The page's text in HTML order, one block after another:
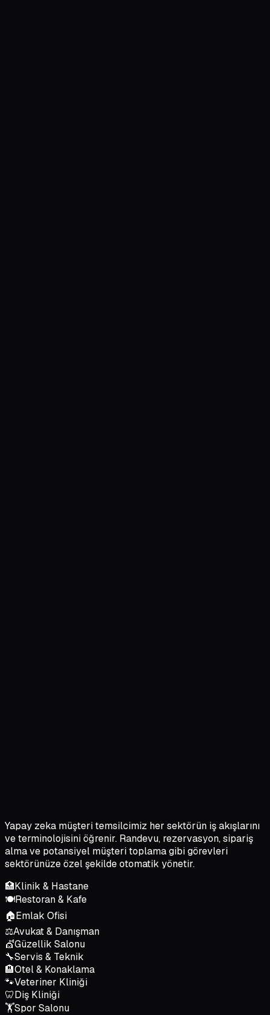
Yapay zeka müşteri temsilcimiz her sektörün iş akışlarını
ve terminolojisini öğrenir. Randevu, rezervasyon, sipariş
alma ve potansiyel müşteri toplama gibi görevleri
sektörünüze özel şekilde otomatik yönetir.
🏥Klinik & Hastane
🍽️Restoran & Kafe
🏠Emlak Ofisi
⚖️Avukat & Danışman
💇Güzellik Salonu
🔧Servis & Teknik
🏨Otel & Konaklama
🐾Veteriner Kliniği
🦷Diş Kliniği
🏋️Spor Salonu